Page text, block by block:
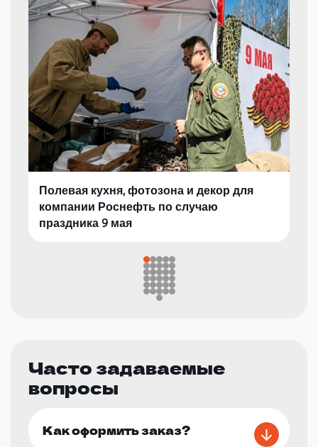
Полевая кухня, фотозона и декор для
компании Роснефть по случаю
праздника 9 мая
Часто задаваемые
вопросы
Как оформить заказ?